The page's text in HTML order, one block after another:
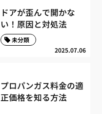
ドアが歪んで開かな
い！原因と対処法
2025.07.06
未分類
プロパンガス料金の適
正価格を知る方法